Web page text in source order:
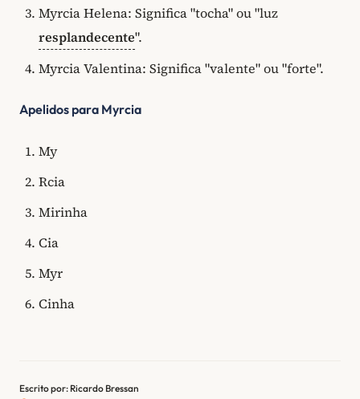
Myrcia Helena: Significa "tocha" ou "luz
resplandecente".
Myrcia Valentina: Significa "valente" ou "forte".
Apelidos para Myrcia
My
Rcia
Mirinha
Cia
Myr
Cinha
Escrito por: Ricardo Bressan